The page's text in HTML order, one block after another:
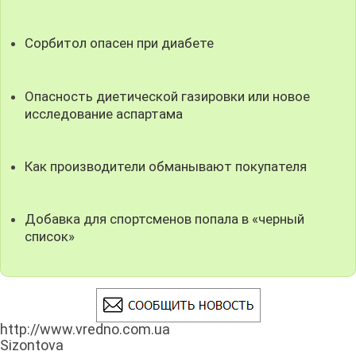
Сорбитол опасен при диабете
Опасность диетической газировки или новое
исследование аспартама
Как производители обманывают покупателя
Добавка для спортсменов попала в «черный
список»
http://www.vredno.com.ua
Sizontova